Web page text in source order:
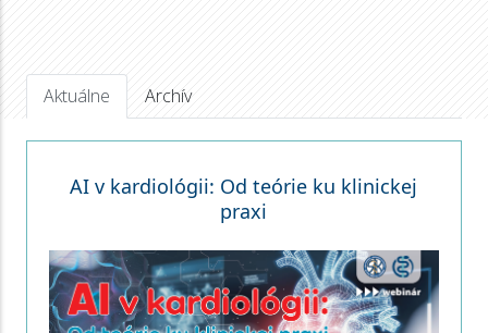
Aktuálne Archív
AI v kardiológii: Od teórie ku klinickej
praxi